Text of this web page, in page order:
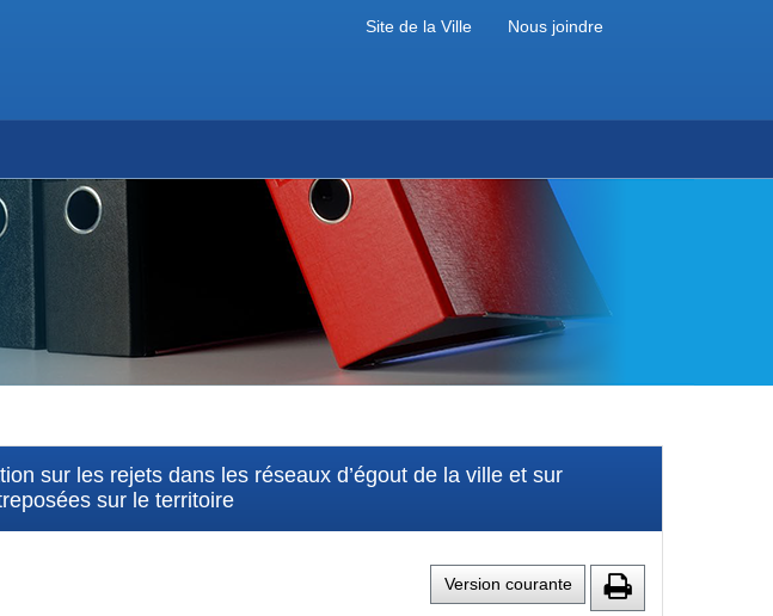
Nous joindre
Site de la Ville
sur les rejets dans les réseaux d’égout de la ville et sur
sur le territoire
Version courante